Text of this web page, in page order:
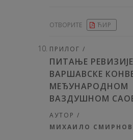
ОТВОРИТЕ ЋИР
ПРИЛОГ /
ПИТАЊЕ РЕВИЗИЈЕ
ВАРШАВСКЕ
МЕЂУНАРОДНОМ
ВАЗДУШНОМ
АУТОР /
МИХАИЛО СМИРНОВ